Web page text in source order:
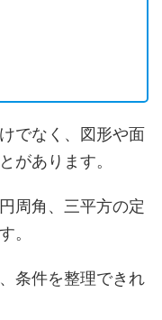
でなく、図形や面
があります。
周角、三平方の定
。
条件を整理できれ